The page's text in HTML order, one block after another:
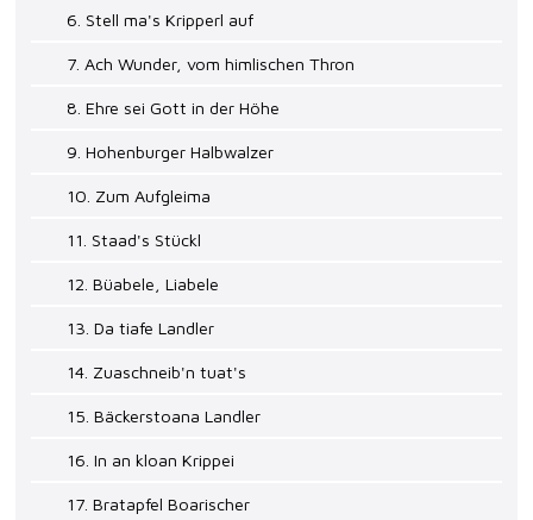
6. Stell ma's Kripperl auf
7. Ach Wunder, vom himlischen Thron
8. Ehre sei Gott in der Höhe
9. Hohenburger Halbwalzer
10. Zum Aufgleima
11. Staad's Stückl
12. Büabele, Liabele
13. Da tiafe Landler
14. Zuaschneib'n tuat's
15. Bäckerstoana Landler
16. In an kloan Krippei
17. Bratapfel Boarischer